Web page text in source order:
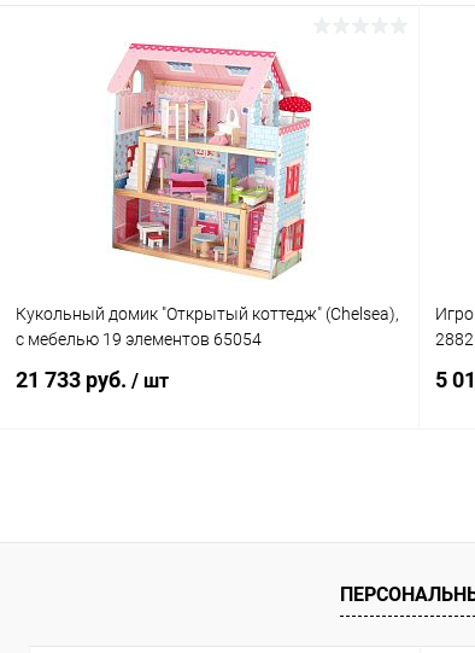
Подписаться
Купить в 1 клик Сравнение
В избранное Недоступно
Кукольный домик "Открытый коттедж" (Chelsea),
с мебелью 19 элементов 65054
21 733 руб. / шт
Купить в 1 клик Сравнение
5
В